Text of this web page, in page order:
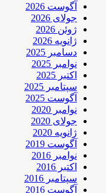
آگوست 2026
جولای 2026
ژوئن 2026
ژانویه 2026
دسامبر 2025
نوامبر 2025
اکتبر 2025
سپتامبر 2025
آگوست 2025
نوامبر 2020
جولای 2020
ژانویه 2020
آگوست 2019
نوامبر 2016
اکتبر 2016
سپتامبر 2016
آگوست 2016